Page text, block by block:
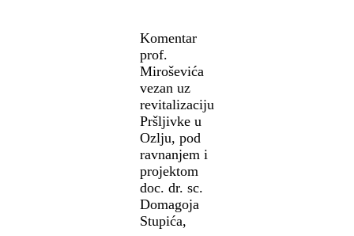
Komentar
prof.
Miroševića
vezan uz
revitalizaciju
Pršljivke u
Ozlju, pod
ravnanjem i
projektom
doc. dr. sc.
Domagoja
Stupića,